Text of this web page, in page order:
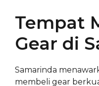
Tempat
Gear di
Samarinda
membeli gear